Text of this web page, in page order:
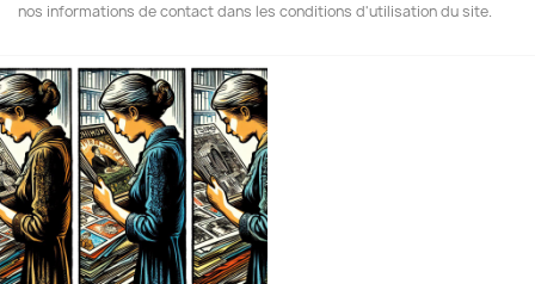
nos informations de contact dans les conditions d'utilisation du site.